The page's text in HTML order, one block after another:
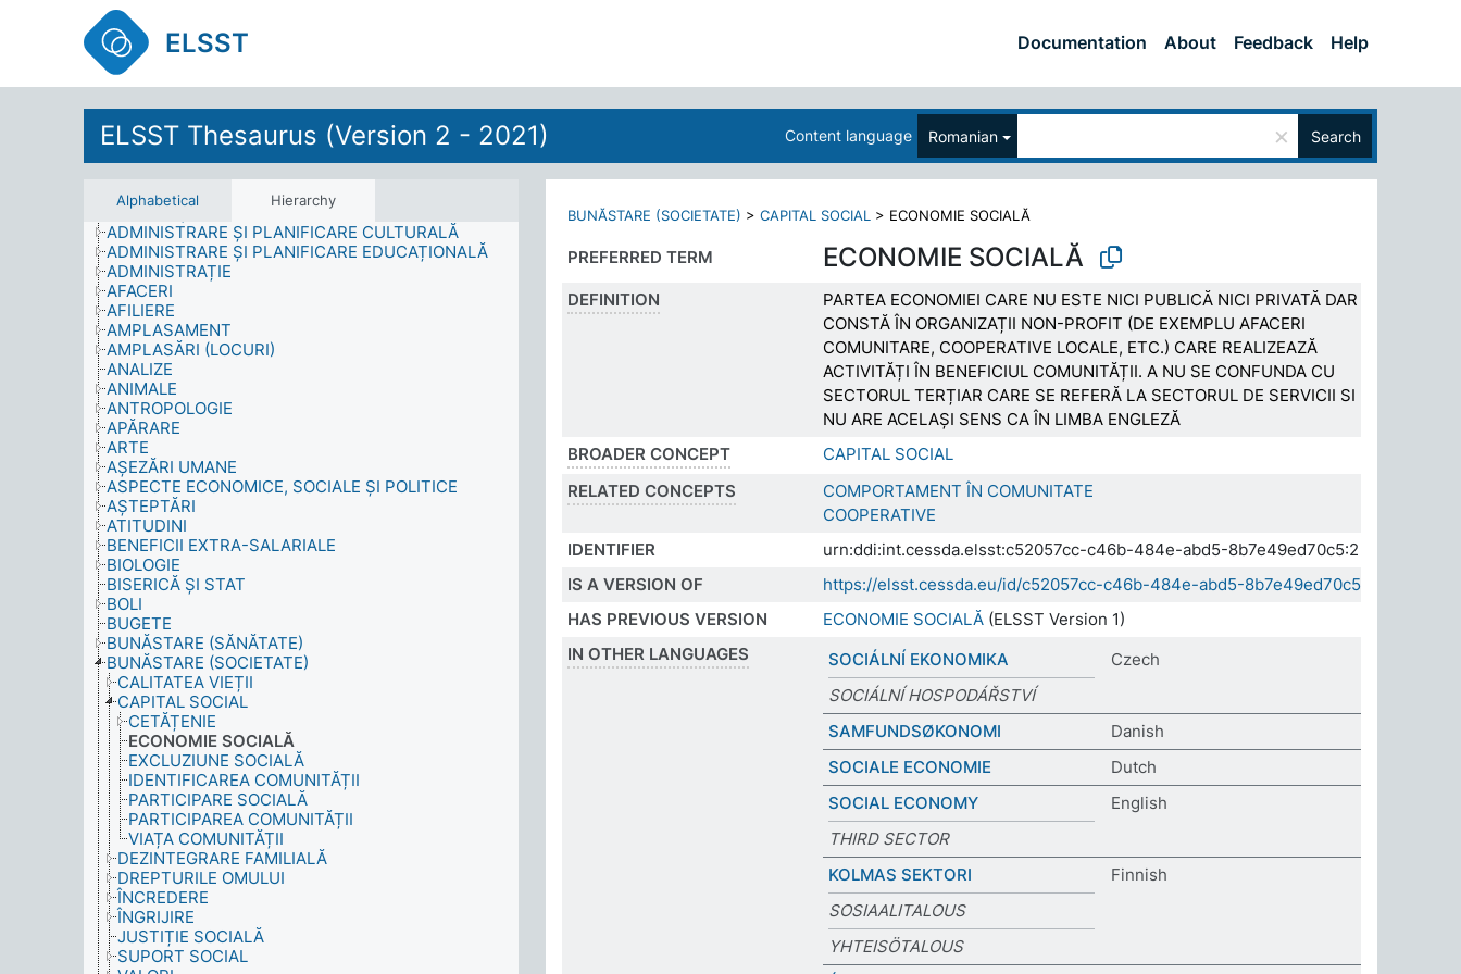
ELSST Documentation About Feedback Help
ELSST Thesaurus (Version 2 - 2021) Content language Romanian × Search
Alphabetical Hierarchy
ABANDON ȘCOLAR
ABSOLVENȚI
ACTIVITĂȚI DE TIMP LIBER
ACTIVITĂȚI FIZICE
ADMINISTRARE ȘI PLANIFICARE CULTURALĂ
ADMINISTRARE ȘI PLANIFICARE EDUCAȚIONALĂ
ADMINISTRAȚIE
AFACERI
AFILIERE
AMPLASAMENT
AMPLASĂRI (LOCURI)
ANALIZE
ANIMALE
ANTROPOLOGIE
APĂRARE
ARTE
AȘEZĂRI UMANE
ASPECTE ECONOMICE, SOCIALE ȘI POLITICE
AȘTEPTĂRI
ATITUDINI
BENEFICII EXTRA-SALARIALE
BIOLOGIE
BISERICĂ ȘI STAT
BOLI
BUGETE
BUNĂSTARE (SĂNĂTATE)
BUNĂSTARE (SOCIETATE)
CALITATEA VIEȚII
CAPITAL SOCIAL
CETĂȚENIE
ECONOMIE SOCIALĂ
EXCLUZIUNE SOCIALĂ
IDENTIFICAREA COMUNITĂȚII
PARTICIPARE SOCIALĂ
PARTICIPAREA COMUNITĂȚII
VIAȚA COMUNITĂȚII
DEZINTEGRARE FAMILIALĂ
DREPTURILE OMULUI
ÎNCREDERE
ÎNGRIJIRE
JUSTIȚIE SOCIALĂ
SUPORT SOCIAL
BUNĂSTARE (SOCIETATE) > CAPITAL SOCIAL > ECONOMIE SOCIALĂ
PREFERRED TERM ECONOMIE SOCIALĂ
DEFINITION
PARTEA ECONOMIEI CARE NU ESTE NICI PUBLICĂ NICI PRIVATĂ DAR
CONSTĂ ÎN ORGANIZAȚII NON-PROFIT (DE EXEMPLU AFACERI
COMUNITARE, COOPERATIVE LOCALE, ETC.) CARE REALIZEAZĂ
ACTIVITĂȚI ÎN BENEFICIUL COMUNITĂȚII. A NU SE CONFUNDA CU
SECTORUL TERȚIAR CARE SE REFERĂ LA SECTORUL DE SERVICII SI
NU ARE ACELAȘI SENS CA ÎN LIMBA ENGLEZĂ
BROADER CONCEPT
CAPITAL SOCIAL
RELATED CONCEPTS
COMPORTAMENT ÎN COMUNITATE
COOPERATIVE
IDENTIFIER
urn:ddi:int.cessda.elsst:c52057cc-c46b-484e-abd5-8b7e49ed70c5:2
IS A VERSION OF
https://elsst.cessda.eu/id/c52057cc-c46b-484e-abd5-8b7e49ed70c5
HAS PREVIOUS VERSION
ECONOMIE SOCIALĂ (ELSST Version 1)
IN OTHER LANGUAGES
SOCIÁLNÍ EKONOMIKA
Czech
SOCIÁLNÍ HOSPODÁŘSTVÍ
SAMFUNDSØKONOMI
Danish
SOCIALE ECONOMIE
Dutch
SOCIAL ECONOMY
English
THIRD SECTOR
KOLMAS SEKTORI
Finnish
SOSIAALITALOUS
YHTEISÖTALOUS